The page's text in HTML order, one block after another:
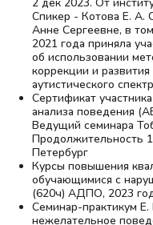
2 дек 2023. От
Спикер - Котова Е. А.
Анне Сергеевне, в
2021 года приняла
об использовании
коррекции и
аутистического
Сертификат
анализа поведения
Ведущий семинара
Продолжительность
Петербург
Курсы повышения
обучающимися с
(620ч) АДПО, 2023
Семинар-практикум
нежелательное